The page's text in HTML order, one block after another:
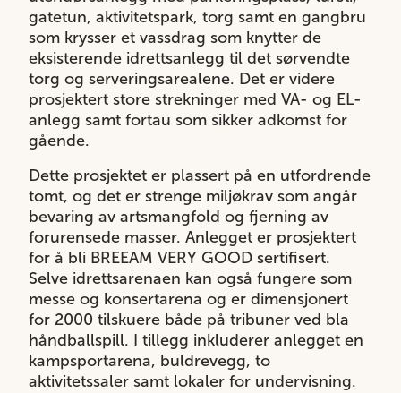
gatetun, aktivitetspark, torg samt en gangbru
som krysser et vassdrag som knytter de
eksisterende idrettsanlegg til det sørvendte
torg og serveringsarealene. Det er videre
prosjektert store strekninger med VA- og EL-
anlegg samt fortau som sikker adkomst for
gående.
Dette prosjektet er plassert på en utfordrende
tomt, og det er strenge miljøkrav som angår
bevaring av artsmangfold og fjerning av
forurensede masser. Anlegget er prosjektert
for å bli BREEAM VERY GOOD sertifisert.
Selve idrettsarenaen kan også fungere som
messe og konsertarena og er dimensjonert
for 2000 tilskuere både på tribuner ved bla
håndballspill. I tillegg inkluderer anlegget en
kampsportarena, buldrevegg, to
aktivitetssaler samt lokaler for undervisning.